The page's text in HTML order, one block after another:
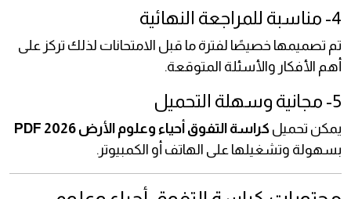
4- مناسبة للمراجعة النهائية
تم تصميمها خصيصًا لفترة ما قبل الامتحانات لذلك تركز على
أهم الأفكار والأسئلة المتوقعة.
5- مجانية وسهلة التحميل
يمكن تحميل كراسة التفوق أحياء وعلوم الأرض 2026 PDF
بسهولة وتشغيلها على الهاتف أو الكمبيوتر.